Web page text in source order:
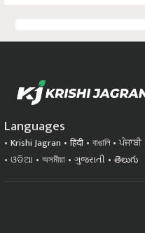
Languages
Krishi Jagran हिंदी বাঙালি ਪੰਜਾਬੀ
ଓଡିଆ
অসমীয়া ગુજરાતી తెలుగు